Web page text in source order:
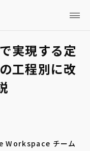
実現する定
工程別に改
Workspace チーム